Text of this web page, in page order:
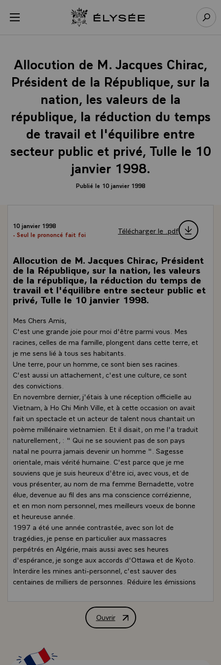
menu Retour à l’accueil Élysée
Allocution de M. Jacques Chirac,
Président de la République, sur la
nation, les valeurs de la
république, la réduction du temps
de travail et l'équilibre entre
secteur public et privé, Tulle le 10
janvier 1998.
Publié le 10 janvier 1998
10 janvier 1998
- Seul le prononcé fait foi
Télécharger le .pdf
Allocution de M. Jacques Chirac, Président
de la République, sur la nation, les valeurs
de la république, la réduction du temps de
travail et l'équilibre entre secteur public et
privé, Tulle le 10 janvier 1998.
Mes Chers Amis,
C'est une grande joie pour moi d'être parmi vous. Mes
racines, celles de ma famille, plongent dans cette terre, et
je me sens lié à tous ses habitants.
Une terre, pour un homme, ce sont bien ses racines.
C'est aussi un attachement, c'est une culture, ce sont
des convictions.
En novembre dernier, j'étais à une réception officielle au
Vietnam, à Ho Chi Minh Ville, et à cette occasion on avait
fait un spectacle et un acteur de talent nous chantait un
poème millénaire vietnamien. Et il disait, on me l'a traduit
naturellement, : " Qui ne se souvient pas de son pays
natal ne pourra jamais devenir un homme ". Sagesse
orientale, mais vérité humaine. C'est parce que je me
souviens que je suis heureux d'être ici, avec vous, et de
vous présenter, au nom de ma femme Bernadette, votre
élue, devenue au fil des ans ma conscience corrézienne,
et en mon nom personnel, mes meilleurs voeux de bonne
et heureuse année.
1997 a été une année contrastée, avec son lot de
tragédies, je pense en particulier aux massacres
perpétrés en Algérie, mais aussi avec ses heures
d'espérance, je songe aux accords d'Ottawa et de Kyoto.
Interdire les mines anti-personnel, c'est sauver des
centaines de milliers de personnes. Réduire les émissions
En France, une nouvelle majorité a été élue.
Conformément à nos institutions, le gouvernement issu
les responsabilités qui sont les miennes. Gardien des
valeurs de la République, je suis aussi le garant de l'avenir
Ouvrir
Allocution de M. Jacques Chirac,
Panneau de gestion des cookies